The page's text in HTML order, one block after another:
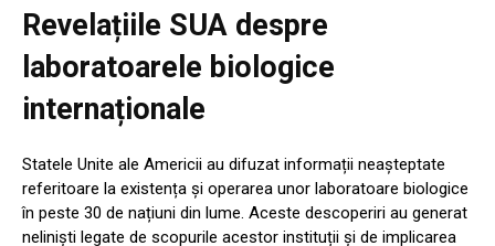
Revelațiile SUA despre
laboratoarele biologice
internaționale
Statele Unite ale Americii au difuzat informații neașteptate
referitoare la existența și operarea unor laboratoare biologice
în peste 30 de națiuni din lume. Aceste descoperiri au generat
neliniști legate de scopurile acestor instituții și de implicarea